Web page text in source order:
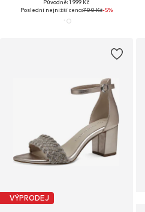
Původně: 1 999 Kč
Poslední nejnižší cena:700 Kč-5%
VÝPRODEJ